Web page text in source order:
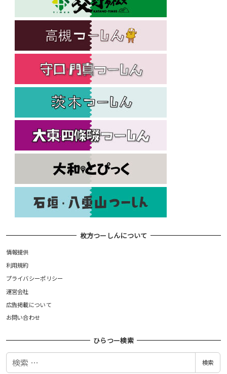
枚方つーしんについて
情報提供
利用規約
プライバシーポリシー
運営会社
広告掲載について
お問い合わせ
ひらつー検索
検
検索